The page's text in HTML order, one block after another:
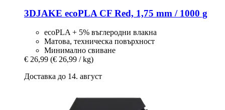
3DJAKE ecoPLA CF Red, 1,75 mm / 1000 g
ecoPLA + 5% въглеродни влакна
Матова, техническа повърхност
Минимално свиване
€ 26,99 (€ 26,99 / kg)
Доставка до 14. август